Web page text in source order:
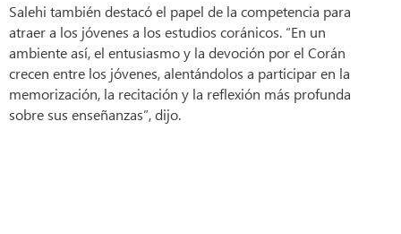
Salehi también destacó el papel de la competencia para
atraer a los jóvenes a los estudios coránicos. “En un
ambiente así, el entusiasmo y la devoción por el Corán
crecen entre los jóvenes, alentándolos a participar en la
memorización, la recitación y la reflexión más profunda
sobre sus enseñanzas”, dijo.